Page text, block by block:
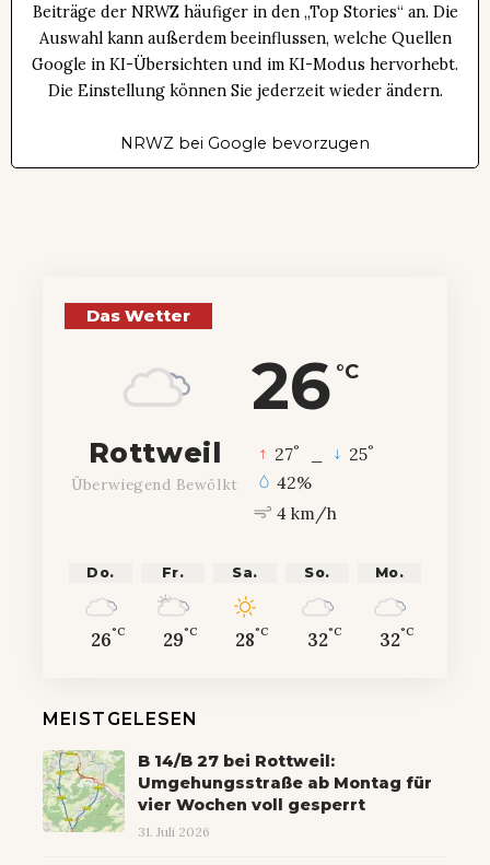
Beiträge der NRWZ häufiger in den „Top Stories“ an. Die
Auswahl kann außerdem beeinflussen, welche Quellen
Google in KI-Übersichten und im KI-Modus hervorhebt.
Die Einstellung können Sie jederzeit wieder ändern.
NRWZ bei Google bevorzugen
Das Wetter
26 °C
Rottweil
Überwiegend Bewölkt
27° 25°
42%
4 km/h
Do.
26°C
Fr.
29°C
Sa.
28°C
So.
32°C
Mo.
32°C
MEISTGELESEN
B 14/B 27 bei Rottweil:
Umgehungsstraße ab Montag für
vier Wochen voll gesperrt
31. Juli 2026